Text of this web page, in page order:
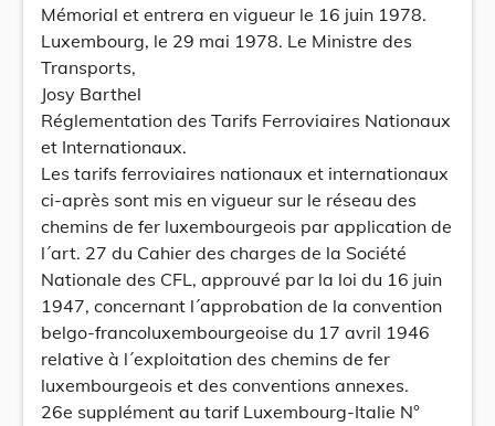
Mémorial et entrera en vigueur le 16 juin 1978.
Luxembourg, le 29 mai 1978. Le Ministre des
Transports,
Josy Barthel
Réglementation des Tarifs Ferroviaires Nationaux
et Internationaux.
Les tarifs ferroviaires nationaux et internationaux
ci-après sont mis en vigueur sur le réseau des
chemins de fer luxembourgeois par application de
l´art. 27 du Cahier des charges de la Société
Nationale des CFL, approuvé par la loi du 16 juin
1947, concernant l´approbation de la convention
belgo-francoluxembourgeoise du 17 avril 1946
relative à l´exploitation des chemins de fer
luxembourgeois et des conventions annexes.
26e supplément au tarif Luxembourg-Italie N°